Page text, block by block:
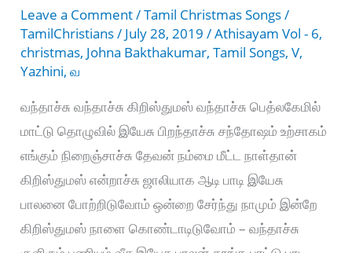
Leave a Comment/Tamil Christmas Songs/
TamilChristians/ July 28, 2019/Athisayam Vol - 6,
christmas, Johna Bakthakumar,Tamil Songs,V,
Yazhini,வ
வந்தாச்சு வந்தாச்சு கிறிஸ்துமஸ் வந்தாச்சு பெத்லகேமில்
மாட்டு தொழுவில் இயேசு பிறந்தாச்சு சந்தோஷம் உற்சாகம்
எங்கும் நிறைஞ்சாச்சு தேவன் நம்மை மீட்ட நாள்தான்
கிறிஸ்துமஸ் என்றாச்சு ஜாலியாக ஆடி பாடி இயேசு
பாலனை போற்றிடுவோம் ஒன்றை சேர்ந்து நாமும் இன்றே
கிறிஸ்துமஸ் நாளை கொண்டாடிடுவோம் – வந்தாச்சு